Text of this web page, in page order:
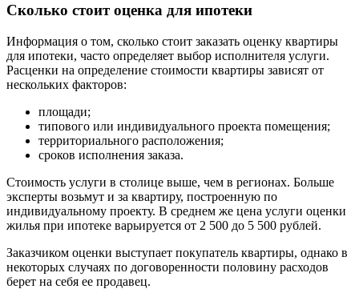
Сколько стоит оценка для ипотеки
Информация о том, сколько стоит заказать оценку квартиры
для ипотеки, часто определяет выбор исполнителя услуги.
Расценки на определение стоимости квартиры зависят от
нескольких факторов:
площади;
типового или индивидуального проекта помещения;
территориального расположения;
сроков исполнения заказа.
Стоимость услуги в столице выше, чем в регионах. Больше
эксперты возьмут и за квартиру, построенную по
индивидуальному проекту. В среднем же цена услуги оценки
жилья при ипотеке варьируется от 2 500 до 5 500 рублей.
Заказчиком оценки выступает покупатель квартиры, однако в
некоторых случаях по договоренности половину расходов
берет на себя ее продавец.